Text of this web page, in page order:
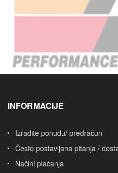
INFORMACIJE
Izradite ponudu/ predračun
Često postavljana pitanja /
Načini plaćanja